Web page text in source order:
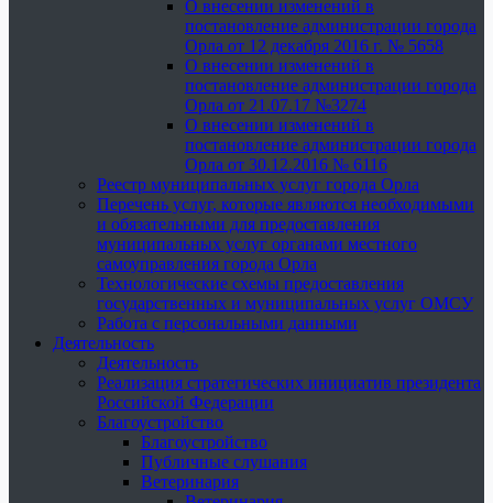
О внесении изменений в
постановление администрации города
Орла от 12 декабря 2016 г. № 5658
О внесении изменений в
постановление администрации города
Орла от 21.07.17 №3274
О внесении изменений в
постановление администрации города
Орла от 30.12.2016 № 6116
Реестр муниципальных услуг города Орла
Перечень услуг, которые являются необходимыми
и обязательными для предоставления
муниципальных услуг органами местного
самоуправления города Орла
Технологические схемы предоставления
государственных и муниципальных услуг ОМСУ
Работа с персональными данными
Деятельность
Деятельность
Реализация стратегических инициатив президента
Российской Федерации
Благоустройство
Благоустройство
Публичные слушания
Ветеринария